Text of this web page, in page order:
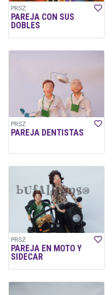
PRSZ
PAREJA CON SUS
DOBLES
PRSZ
PAREJA DENTISTAS
PRSZ
PAREJA EN MOTO Y
SIDECAR